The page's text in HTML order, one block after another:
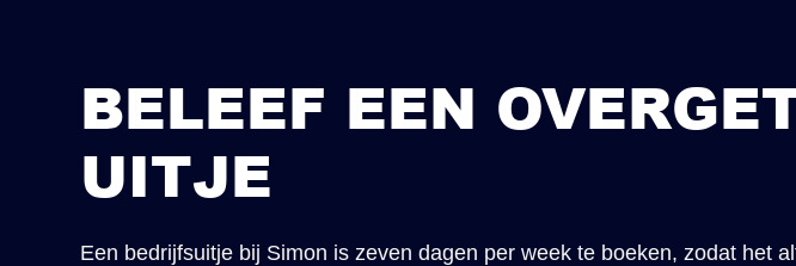
BELEEF EEN
UITJE
Een bedrijfsuitje bij Simon is zeven dagen per week te boeken, zodat het